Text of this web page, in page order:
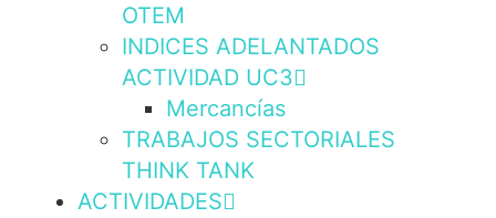
OTEM
INDICES ADELANTADOS
ACTIVIDAD UC3
Mercancías
TRABAJOS SECTORIALES
THINK TANK
ACTIVIDADES